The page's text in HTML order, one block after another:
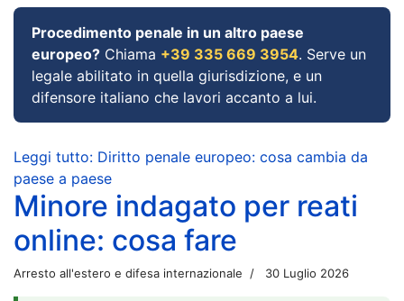
Procedimento penale in un altro paese
europeo? Chiama +39 335 669 3954. Serve un
legale abilitato in quella giurisdizione, e un
difensore italiano che lavori accanto a lui.
Leggi tutto: Diritto penale europeo: cosa cambia da
paese a paese
Minore indagato per reati
online: cosa fare
Arresto all'estero e difesa internazionale 30 Luglio 2026